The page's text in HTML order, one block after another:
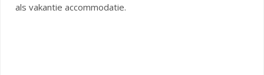
als vakantie accommodatie.